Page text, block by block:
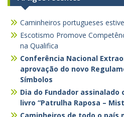
Caminheiros portugueses
Escotismo Promove
na Qualifica
Conferência Nacional
aprovação do novo
Símbolos
Dia do Fundador
livro “Patrulha Raposa –
Caminheiros de todo o